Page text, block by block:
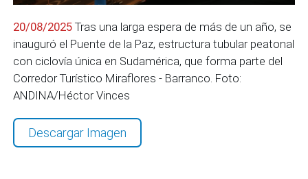
20/08/2025 Tras una larga espera de más de un año, se
inauguró el Puente de la Paz, estructura tubular peatonal
con ciclovía única en Sudamérica, que forma parte del
Corredor Turístico Miraflores - Barranco. Foto:
ANDINA/Héctor Vinces
Descargar Imagen